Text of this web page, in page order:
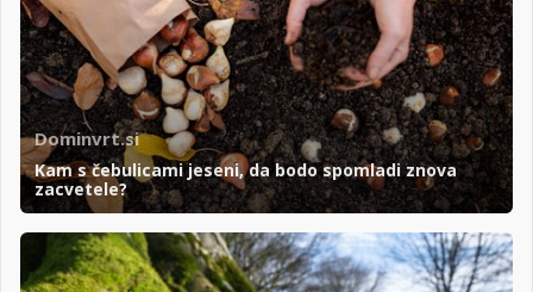
Dominvrt.si
Kam s čebulicami jeseni, da bodo spomladi znova
zacvetele?